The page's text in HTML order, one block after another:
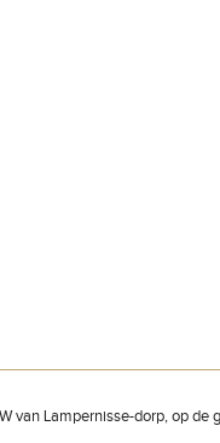
van Lampernisse-dorp, op de